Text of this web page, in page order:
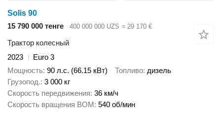
Solis 90
15 790 000 тенге
400 000 000 UZS ≈ 29 170 €
Трактор колесный
2023
Euro 3
Мощность 90 л.с. (66.15 кВт) Топливо дизель
Грузопод. 3 000 кг
Скорость передвижения 36 км/ч
Скорость вращения ВОМ 540 об/мин